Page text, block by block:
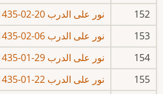
152
نور على الدرب 20-02-1435هـ
153
نور على الدرب 06-02-1435هـ
154
نور على الدرب 29-01-1435هـ
155
نور على الدرب 22-01-1435هـ